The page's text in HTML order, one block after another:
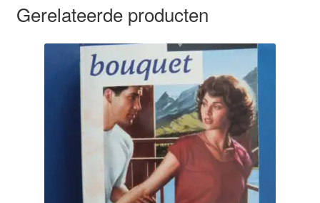
Gerelateerde producten